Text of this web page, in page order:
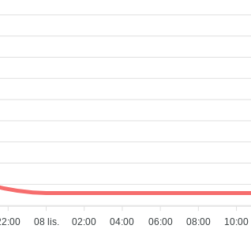
08 lis. 02:00 04:00 06:00 08:00 10:00